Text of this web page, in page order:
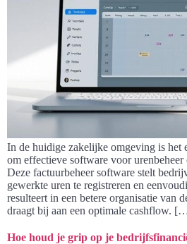
In de huidige zakelijke omgeving is het
om effectieve software voor urenbeheer
Deze factuurbeheer software stelt
gewerkte uren te registreren en
resulteert in een betere organisatie van
draagt bij aan een optimale cashflow.
Hoe houd je grip op je